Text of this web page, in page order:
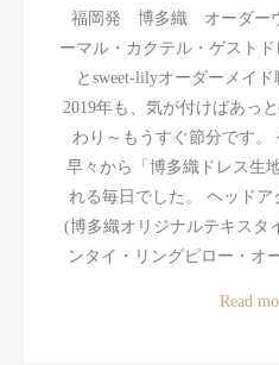
福岡発 博多織 オーダー
ーマル・カクテル・ゲスト
とsweet-lilyオーダーメイド
2019年も、気が付けばあっ
わり～もうすぐ節分です。
早々から「博多織ドレス生
れる毎日でした。 ヘッドア
(博多織オリジナルテキスタ
ンタイ・リングピロー・オ
Read